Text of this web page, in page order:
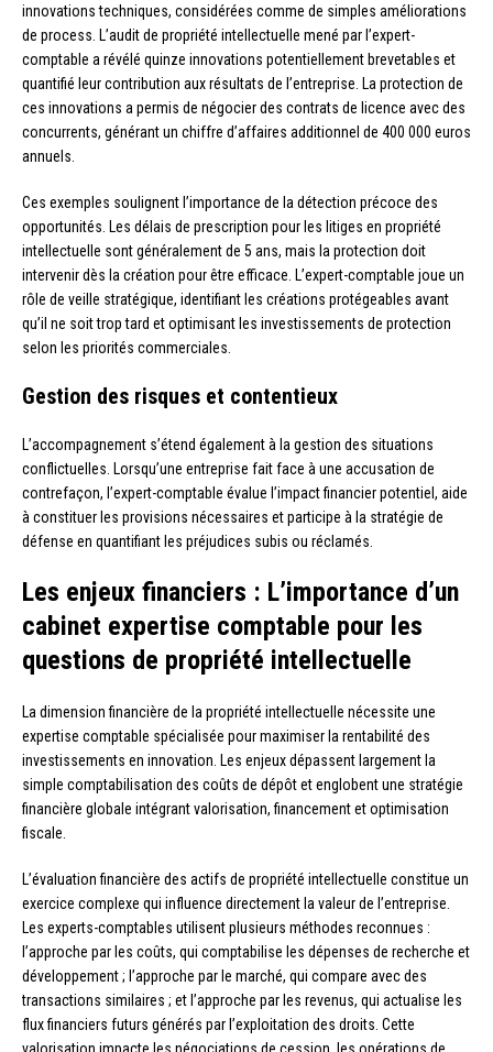
innovations techniques, considérées comme de simples améliorations
de process. L’audit de propriété intellectuelle mené par l’expert-
comptable a révélé quinze innovations potentiellement brevetables et
quantifié leur contribution aux résultats de l’entreprise. La protection de
ces innovations a permis de négocier des contrats de licence avec des
concurrents, générant un chiffre d’affaires additionnel de 400 000 euros
annuels.
Ces exemples soulignent l’importance de la détection précoce des
opportunités. Les délais de prescription pour les litiges en propriété
intellectuelle sont généralement de 5 ans, mais la protection doit
intervenir dès la création pour être efficace. L’expert-comptable joue un
rôle de veille stratégique, identifiant les créations protégeables avant
qu’il ne soit trop tard et optimisant les investissements de protection
selon les priorités commerciales.
Gestion des risques et contentieux
L’accompagnement s’étend également à la gestion des situations
conflictuelles. Lorsqu’une entreprise fait face à une accusation de
contrefaçon, l’expert-comptable évalue l’impact financier potentiel, aide
à constituer les provisions nécessaires et participe à la stratégie de
défense en quantifiant les préjudices subis ou réclamés.
Les enjeux financiers : L’importance d’un
cabinet expertise comptable pour les
questions de propriété intellectuelle
La dimension financière de la propriété intellectuelle nécessite une
expertise comptable spécialisée pour maximiser la rentabilité des
investissements en innovation. Les enjeux dépassent largement la
simple comptabilisation des coûts de dépôt et englobent une stratégie
financière globale intégrant valorisation, financement et optimisation
fiscale.
L’évaluation financière des actifs de propriété intellectuelle constitue un
exercice complexe qui influence directement la valeur de l’entreprise.
Les experts-comptables utilisent plusieurs méthodes reconnues :
l’approche par les coûts, qui comptabilise les dépenses de recherche et
développement ; l’approche par le marché, qui compare avec des
transactions similaires ; et l’approche par les revenus, qui actualise les
flux financiers futurs générés par l’exploitation des droits. Cette
valorisation impacte les négociations de cession, les opérations de